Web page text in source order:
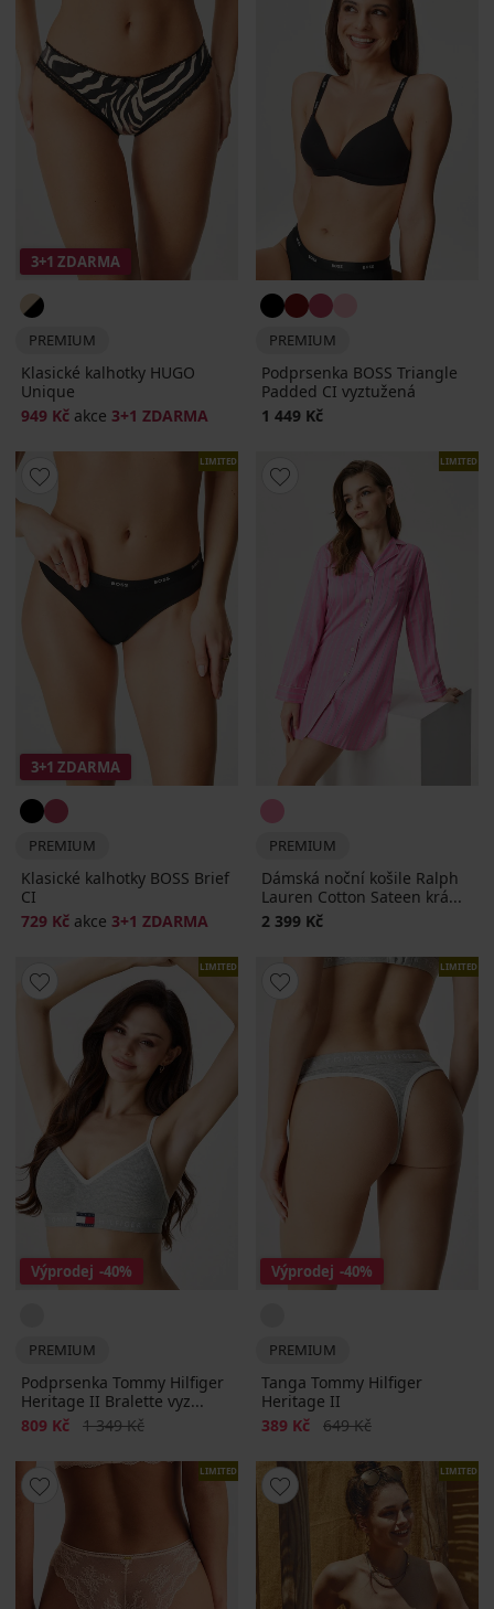
3+1 ZDARMA
PREMIUM
Klasické kalhotky HUGO
Unique
949 Kč akce 3+1 ZDARMA
PREMIUM
Podprsenka BOSS Triangle
Padded CI vyztužená
1 449 Kč
LIMITED
3+1 ZDARMA
PREMIUM
Klasické kalhotky BOSS Brief
CI
729 Kč akce 3+1 ZDARMA
LIMITED
PREMIUM
Dámská noční košile Ralph
Lauren Cotton Sateen krá...
2 399 Kč
LIMITED
Výprodej -40%
PREMIUM
Podprsenka Tommy Hilfiger
Heritage II Bralette vyz...
Sleva
809 Kč Původní cena
1 349 Kč
LIMITED
Výprodej -40%
PREMIUM
Tanga Tommy Hilfiger
Heritage II
Sleva
389 Kč Původní cena
649 Kč
LIMITED LIMITED